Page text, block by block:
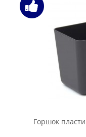
Горшок